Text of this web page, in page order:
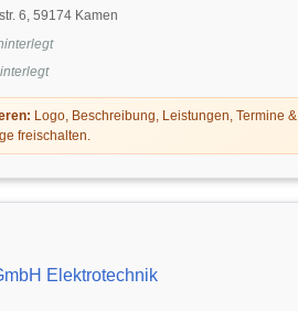
6, 59174 Kamen
Logo, Beschreibung, Leistungen, Termine &
freischalten.
Elektrotechnik